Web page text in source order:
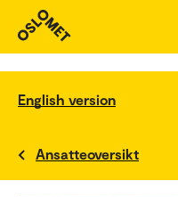
English version
Ansatteoversikt